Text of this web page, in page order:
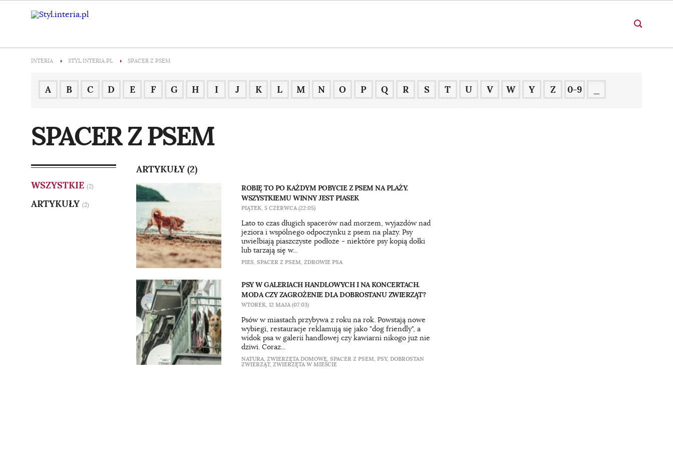
INTERIA STYL.INTERIA.PL SPACER Z PSEM
A B C D E F G H I J K L M N O P Q R S T U V W Y Z 0-9
SPACER Z PSEM
WSZYSTKIE (2)
ARTYKUŁY (2)
ARTYKUŁY (2)
ROBIĘ TO PO KAŻDYM POBYCIE Z PSEM NA PLAŻY.
WSZYSTKIEMU WINNY JEST PIASEK
PIĄTEK, 5 CZERWCA (22:05)
Lato to czas długich spacerów nad morzem, wyjazdów nad
jeziora i wspólnego odpoczynku z psem na plaży. Psy
uwielbiają piaszczyste podłoże - niektóre psy kopią dołki
lub tarzają się w...
PIES, SPACER Z PSEM, ZDROWIE PSA
PSY W GALERIACH HANDLOWYCH I NA KONCERTACH.
MODA CZY ZAGROŻENIE DLA DOBROSTANU ZWIERZĄT?
WTOREK, 12 MAJA (07:03)
Psów w miastach przybywa z roku na rok. Powstają nowe
wybiegi, restauracje reklamują się jako "dog friendly", a
widok psa w galerii handlowej czy kawiarni nikogo już nie
dziwi. Coraz...
NATURA, ZWIERZĘTA DOMOWE, SPACER Z PSEM, PSY, DOBROSTAN
ZWIERZĄT, ZWIERZĘTA W MIEŚCIE